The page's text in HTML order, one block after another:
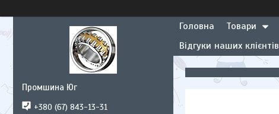
Головна Товари
Відгуки наших клієнтів
Промшина Юг
+380 (67) 843-13-31